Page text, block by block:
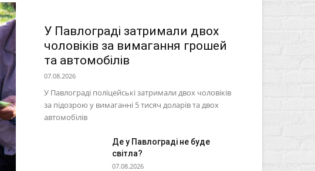
У Павлограді затримали двох
чоловіків за вимагання грошей
та автомобілів
07.08.2026
У Павлограді поліцейські затримали двох чоловіків
за підозрою у вимаганні 5 тисяч доларів та двох
автомобілів
Де у Павлограді не буде
світла?
07.08.2026